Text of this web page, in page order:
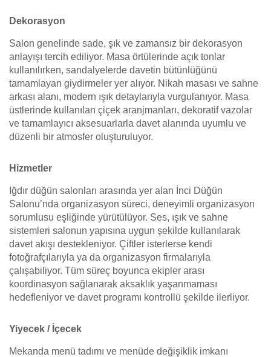
Dekorasyon
Salon genelinde sade, şık ve zamansız bir dekorasyon
anlayışı tercih ediliyor. Masa örtülerinde açık tonlar
kullanılırken, sandalyelerde davetin bütünlüğünü
tamamlayan giydirmeler yer alıyor. Nikah masası ve sahne
arkası alanı, modern ışık detaylarıyla vurgulanıyor. Masa
üstlerinde kullanılan çiçek aranjmanları, dekoratif vazolar
ve tamamlayıcı aksesuarlarla davet alanında uyumlu ve
düzenli bir atmosfer oluşturuluyor.
Hizmetler
Iğdır düğün salonları arasında yer alan İnci Düğün
Salonu’nda organizasyon süreci, deneyimli organizasyon
sorumlusu eşliğinde yürütülüyor. Ses, ışık ve sahne
sistemleri salonun yapısına uygun şekilde kullanılarak
davet akışı destekleniyor. Çiftler isterlerse kendi
fotoğrafçılarıyla ya da organizasyon firmalarıyla
çalışabiliyor. Tüm süreç boyunca ekipler arası
koordinasyon sağlanarak aksaklık yaşanmaması
hedefleniyor ve davet programı kontrollü şekilde ilerliyor.
Yiyecek / İçecek
Mekanda menü tadımı ve menüde değişiklik imkanı